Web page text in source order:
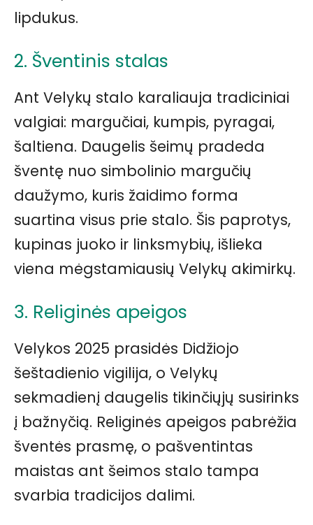
lipdukus.
2. Šventinis stalas
Ant Velykų stalo karaliauja tradiciniai
valgiai: margučiai, kumpis, pyragai,
šaltiena. Daugelis šeimų pradeda
šventę nuo simbolinio margučių
daužymo, kuris žaidimo forma
suartina visus prie stalo. Šis paprotys,
kupinas juoko ir linksmybių, išlieka
viena mėgstamiausių Velykų akimirkų.
3. Religinės apeigos
Velykos 2025 prasidės Didžiojo
šeštadienio vigilija, o Velykų
sekmadienį daugelis tikinčiųjų susirinks
į bažnyčią. Religinės apeigos pabrėžia
šventės prasmę, o pašventintas
maistas ant šeimos stalo tampa
svarbia tradicijos dalimi.